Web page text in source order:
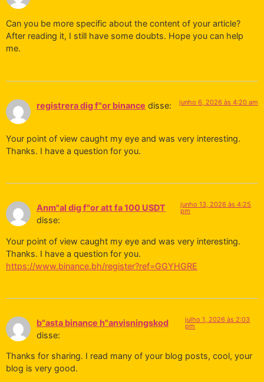
Can you be more specific about the content of your article?
After reading it, I still have some doubts. Hope you can help
me.
registrera dig f"or binance disse: junho 6, 2026 às 4:20 am
Your point of view caught my eye and was very interesting.
Thanks. I have a question for you.
Anm"al dig f"or att fa 100 USDT
disse:
junho 13, 2026 às 4:25
pm
Your point of view caught my eye and was very interesting.
Thanks. I have a question for you.
https://www.binance.bh/register?ref=GGYHGRE
b"asta binance h"anvisningskod
disse:
julho 1, 2026 às 2:03
pm
Thanks for sharing. I read many of your blog posts, cool, your
blog is very good.